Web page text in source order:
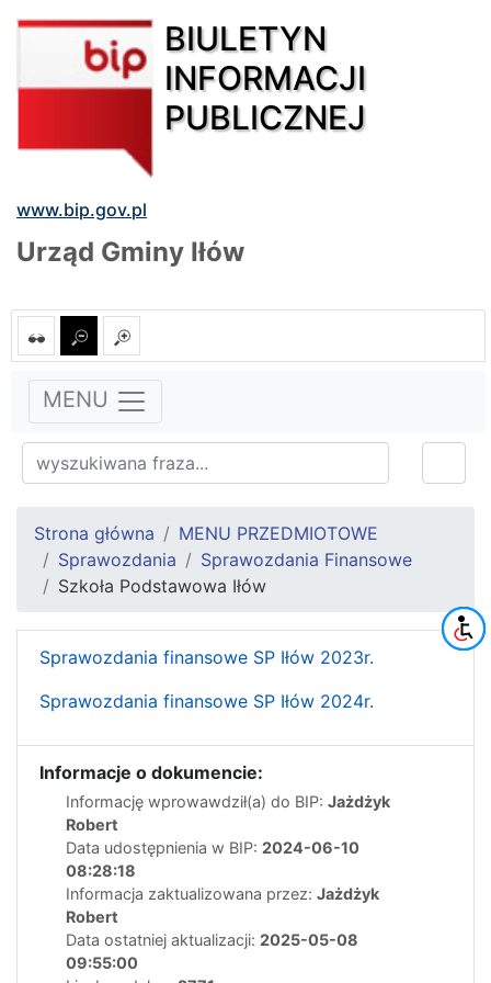
BIULETYN
INFORMACJI
PUBLICZNEJ
www.bip.gov.pl
Urząd Gminy Iłów
MENU
Strona główna
MENU PRZEDMIOTOWE
Sprawozdania
Sprawozdania Finansowe
Szkoła Podstawowa Iłów
Sprawozdania finansowe SP Iłów 2023r.
Sprawozdania finansowe SP Iłów 2024r.
Informacje o dokumencie:
Informację wprowawdził(a) do BIP: Jażdżyk
Robert
Data udostępnienia w BIP: 2024-06-10
08:28:18
Informacja zaktualizowana przez: Jażdżyk
Robert
Data ostatniej aktualizacji: 2025-05-08
09:55:00